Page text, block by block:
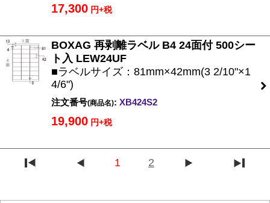
17,300 円+税
BOXAG 再剥離ラベル B4 24面付 500シー
ト入 LEW24UF
■ラベルサイズ：81mm×42mm(3 2/10"×1
4/6")
注文番号(商品名): XB424S2
19,900 円+税
1 2